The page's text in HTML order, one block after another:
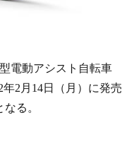
電動アシスト自転車
2月14日（月）に発売
る。